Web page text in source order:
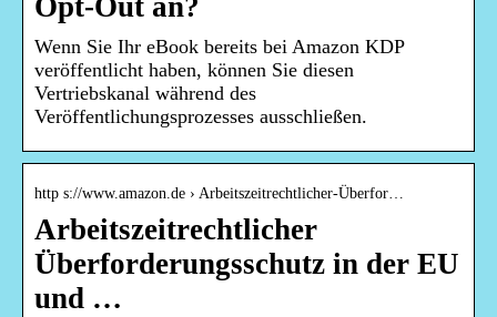
Opt-Out an?
Wenn Sie Ihr eBook bereits bei Amazon KDP
veröffentlicht haben, können Sie diesen
Vertriebskanal während des
Veröffentlichungsprozesses ausschließen.
http s://www.amazon.de › Arbeitszeitrechtlicher-Überfor…
Arbeitszeitrechtlicher
Überforderungsschutz in der EU
und …